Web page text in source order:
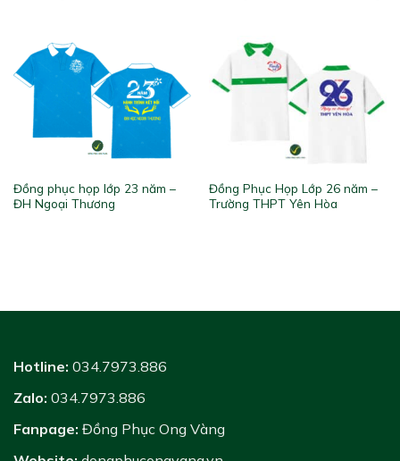
Đồng phục họp lớp 23 năm –
ĐH Ngoại Thương
Đồng Phục Họp Lớp 26 năm –
Trường THPT Yên Hòa
Hotline: 034.7973.886
Zalo: 034.7973.886
Fanpage: Đồng Phục Ong Vàng